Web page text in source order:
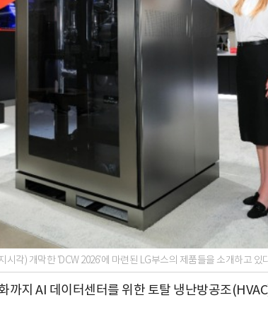
시각) 개막한 'DCW 2026'에 마련된 LG부스의 제품들을 소개하고 있
까지 AI 데이터센터를 위한 토탈 냉난방공조